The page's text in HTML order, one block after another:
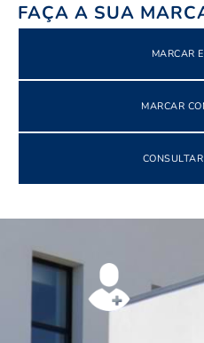
FAÇA A SUA
MARCAR
MARCAR